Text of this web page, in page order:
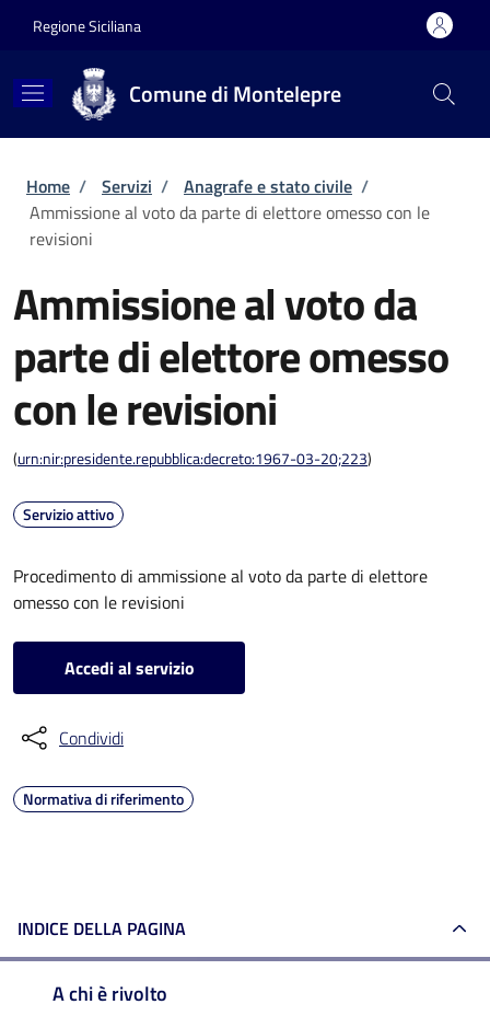
Regione Siciliana
Comune di Montelepre
Briciole di pane
Home / Servizi / Anagrafe e stato civile /
Ammissione al voto da parte di elettore omesso con le
revisioni
Ammissione al voto da
parte di elettore omesso
con le revisioni
(urn:nir:presidente.repubblica:decreto:1967-03-20;223)
Servizio attivo
Procedimento di ammissione al voto da parte di elettore
omesso con le revisioni
Accedi al servizio
Condividi
Normativa di riferimento
INDICE DELLA PAGINA
A chi è rivolto